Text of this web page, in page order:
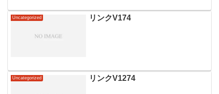
Uncategorized リンクV174
Uncategorized リンクV1274